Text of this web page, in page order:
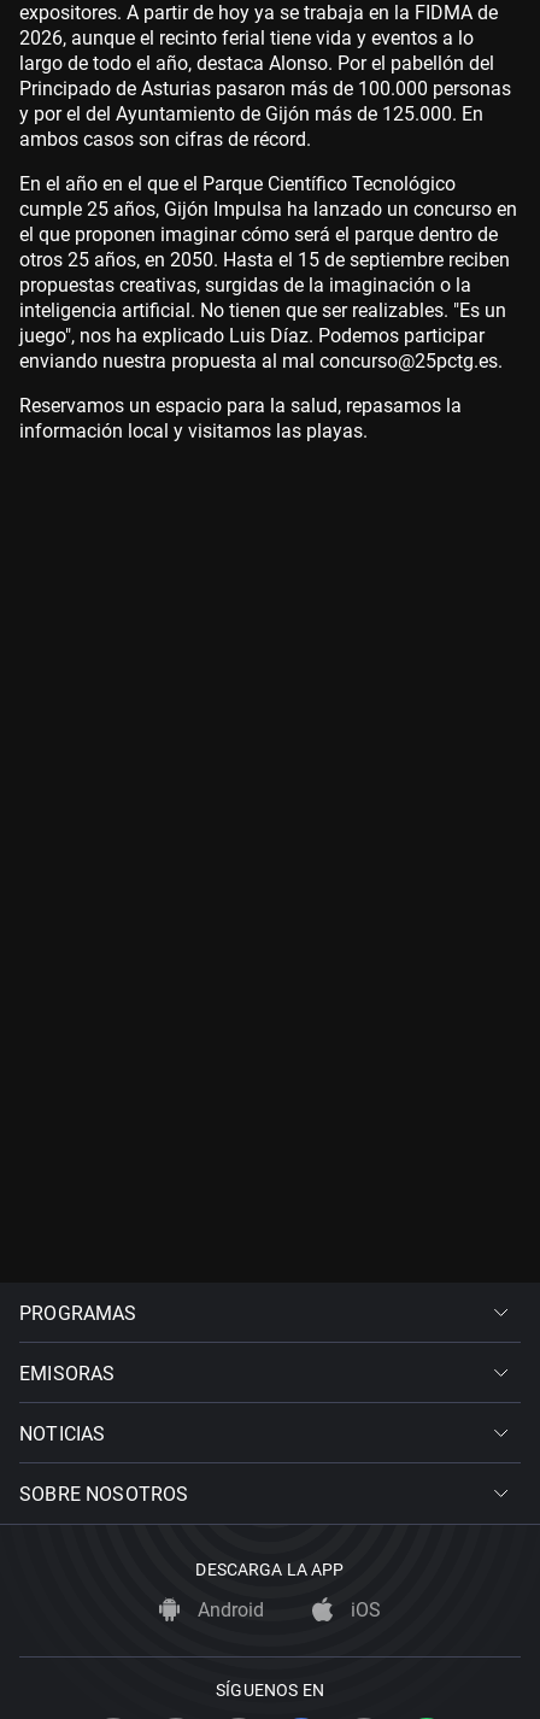
expositores. A partir de hoy ya se trabaja en la FIDMA de
2026, aunque el recinto ferial tiene vida y eventos a lo
largo de todo el año, destaca Alonso. Por el pabellón del
Principado de Asturias pasaron más de 100.000 personas
y por el del Ayuntamiento de Gijón más de 125.000. En
ambos casos son cifras de récord.
En el año en el que el Parque Científico Tecnológico
cumple 25 años, Gijón Impulsa ha lanzado un concurso en
el que proponen imaginar cómo será el parque dentro de
otros 25 años, en 2050. Hasta el 15 de septiembre reciben
propuestas creativas, surgidas de la imaginación o la
inteligencia artificial. No tienen que ser realizables. "Es un
juego", nos ha explicado Luis Díaz. Podemos participar
enviando nuestra propuesta al mal concurso@25pctg.es.
Reservamos un espacio para la salud, repasamos la
información local y visitamos las playas.
PROGRAMAS
EMISORAS
NOTICIAS
SOBRE NOSOTROS
DESCARGA LA APP
Android iOS
SÍGUENOS EN